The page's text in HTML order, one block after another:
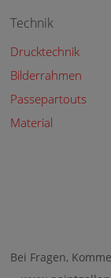
Technik
Drucktechnik
Bilderrahmen
Passepartouts
Material
Bei Fragen,